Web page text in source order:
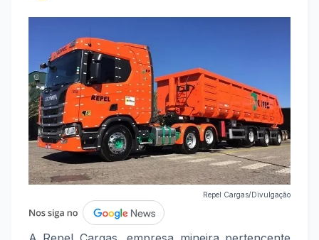
Repel Cargas/Divulgação